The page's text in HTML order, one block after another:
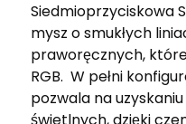
Siedmioprzyciskowa
mysz o smukłych
praworęcznych,
RGB. W pełni
pozwala na